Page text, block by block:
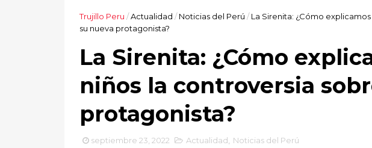
Trujillo Peru /Actualidad / Noticias del Perú / La Sirenita: ¿Cómo
su nueva protagonista?
La Sirenita: ¿Cómo
niños la controversia
protagonista?
septiembre 23, 2022 Actualidad Noticias del Perú